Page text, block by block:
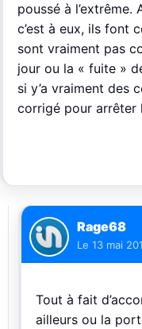
poussé à
c’est à eux, ils font
sont vraiment pas
jour ou la « fuite »
si y’a vraiment des
corrigé pour arrêter
Rage68
Le 13 mai
Tout à fait
ailleurs ou la